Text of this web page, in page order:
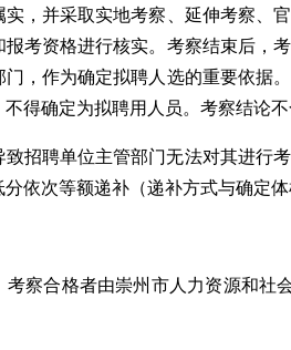
，并采取实地考察、延伸考察、
考资格进行核实。考察结束后，
，作为确定拟聘人选的重要依据
得确定为拟聘用人员。考察结论
聘单位主管部门无法对其进行
依次等额递补（递补方式与确定
合格者由崇州市人力资源和社